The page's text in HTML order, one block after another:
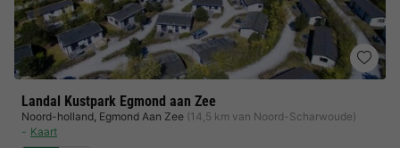
Landal Kustpark Egmond aan Zee
Noord-holland, Egmond Aan Zee (14,5 km van Noord-Scharwoude)
Kaart